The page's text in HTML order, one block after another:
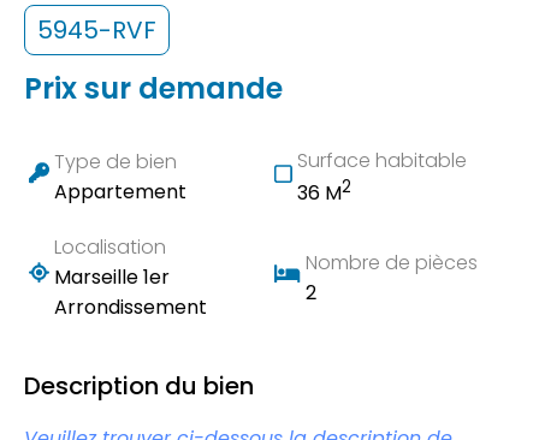
5945-RVF
Prix sur demande
Type de bien
Appartement
Surface habitable
36 M2
Localisation
Marseille 1er
Arrondissement
Nombre de pièces
2
Description du bien